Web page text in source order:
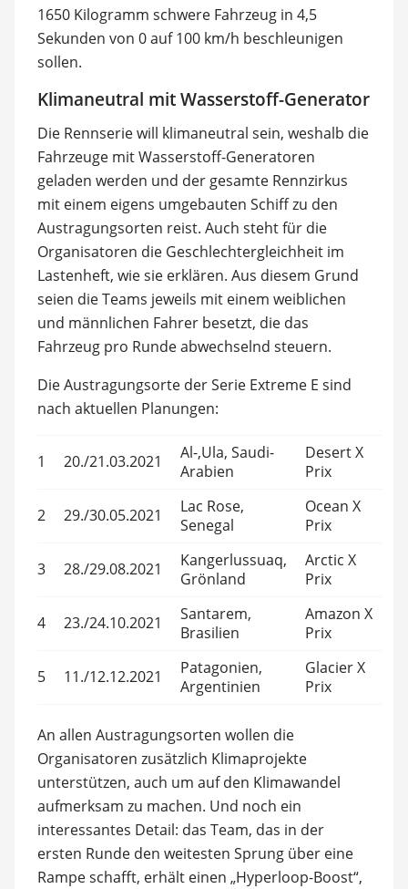
1650 Kilogramm schwere Fahrzeug in 4,5
Sekunden von 0 auf 100 km/h beschleunigen
sollen.
Klimaneutral mit Wasserstoff-Generator
Die Rennserie will klimaneutral sein, weshalb die
Fahrzeuge mit Wasserstoff-Generatoren
geladen werden und der gesamte Rennzirkus
mit einem eigens umgebauten Schiff zu den
Austragungsorten reist. Auch steht für die
Organisatoren die Geschlechtergleichheit im
Lastenheft, wie sie erklären. Aus diesem Grund
seien die Teams jeweils mit einem weiblichen
und männlichen Fahrer besetzt, die das
Fahrzeug pro Runde abwechselnd steuern.
Die Austragungsorte der Serie Extreme E sind
nach aktuellen Planungen:
1 20./21.03.2021
Al-‚Ula, Saudi-
Arabien
Desert X
Prix
2 29./30.05.2021
Lac Rose,
Senegal
Ocean X
Prix
3 28./29.08.2021
Kangerlussuaq,
Grönland
Arctic X
Prix
4 23./24.10.2021
Santarem,
Brasilien
Amazon X
Prix
5 11./12.12.2021
Patagonien,
Argentinien
Glacier X
Prix
An allen Austragungsorten wollen die
Organisatoren zusätzlich Klimaprojekte
unterstützen, auch um auf den Klimawandel
aufmerksam zu machen. Und noch ein
interessantes Detail: das Team, das in der
ersten Runde den weitesten Sprung über eine
Rampe schafft, erhält einen „Hyperloop-Boost“,